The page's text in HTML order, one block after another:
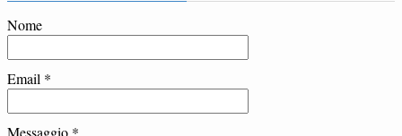
Nome
Email *
Messaggio *